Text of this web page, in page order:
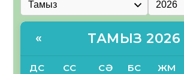
« ТАМЫЗ 2026
ДС СС СӘ БС ЖМ